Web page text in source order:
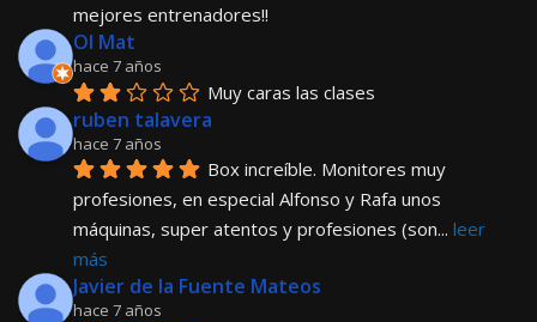
mejores entrenadores!!
Ol Mat
hace 7 años
Muy caras las clases
ruben talavera
hace 7 años
Box increíble. Monitores muy
profesiones, en especial Alfonso y Rafa unos
máquinas, super atentos y profesiones (son... leer
más
Javier de la Fuente Mateos
hace 7 años